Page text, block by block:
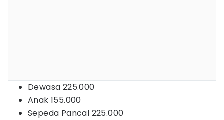
Dewasa 225.000
Anak 155.000
Sepeda Pancal 225.000